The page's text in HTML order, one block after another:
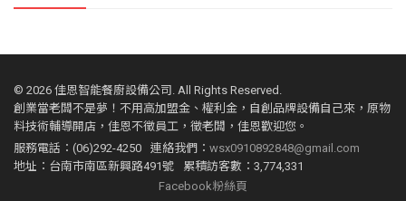
© 2026 佳恩智能餐廚設備公司. All Rights Reserved.
創業當老闆不是夢！不用高加盟金、權利金，自創品牌設備自己來，原物
料技術輔導開店，佳恩不徵員工，徵老闆，佳恩歡迎您。
服務電話：(06)292-4250
連絡我們： wsx0910892848@gmail.com
地址：台南市南區新興路491號
累積訪客數：3,774,331
Facebook粉絲頁